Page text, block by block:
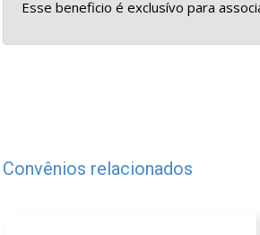
Esse beneficio é exclusívo para
Convênios relacionados